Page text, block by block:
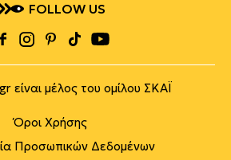
FOLLOW US
είναι μέλος του ομίλου ΣΚΑΪ
Όροι Χρήσης
Προσωπικών Δεδομένων